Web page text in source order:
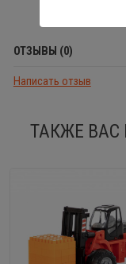
ОТЗЫВЫ (0)
Написать отзыв
ТАКЖЕ ВАС